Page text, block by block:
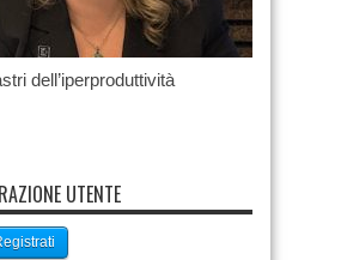
dell’iperproduttività
UTENTE